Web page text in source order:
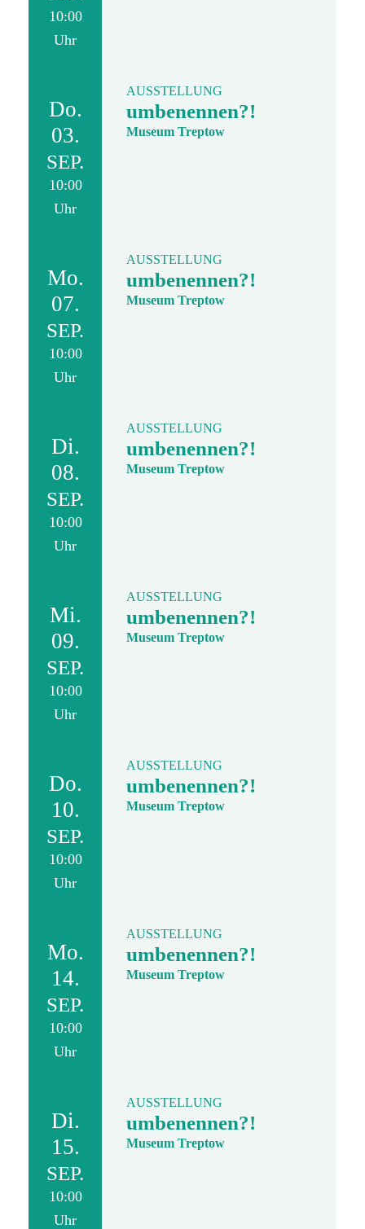
10:00
Uhr
Do.
03.
SEP.
10:00
Uhr
AUSSTELLUNG
umbenennen?!
Museum Treptow
Mo.
07.
SEP.
10:00
Uhr
AUSSTELLUNG
umbenennen?!
Museum Treptow
Di.
08.
SEP.
10:00
Uhr
AUSSTELLUNG
umbenennen?!
Museum Treptow
Mi.
09.
SEP.
10:00
Uhr
AUSSTELLUNG
umbenennen?!
Museum Treptow
Do.
10.
SEP.
10:00
Uhr
AUSSTELLUNG
umbenennen?!
Museum Treptow
Mo.
14.
SEP.
10:00
Uhr
AUSSTELLUNG
umbenennen?!
Museum Treptow
Di.
15.
SEP.
10:00
Uhr
AUSSTELLUNG
umbenennen?!
Museum Treptow